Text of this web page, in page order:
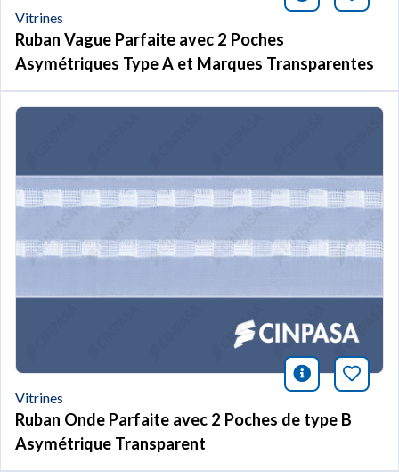
Vitrines
Ruban Vague Parfaite avec 2 Poches
Asymétriques Type A et Marques Transparentes
icono
Vitrines
Ruban Onde Parfaite avec 2 Poches de type B
Asymétrique Transparent